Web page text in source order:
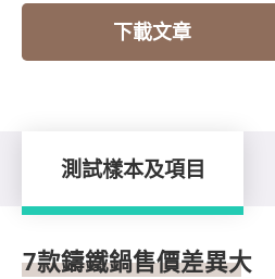
下載文章
測試樣本及項目
測試樣本及項目
7款鑄鐵鍋售價差異大